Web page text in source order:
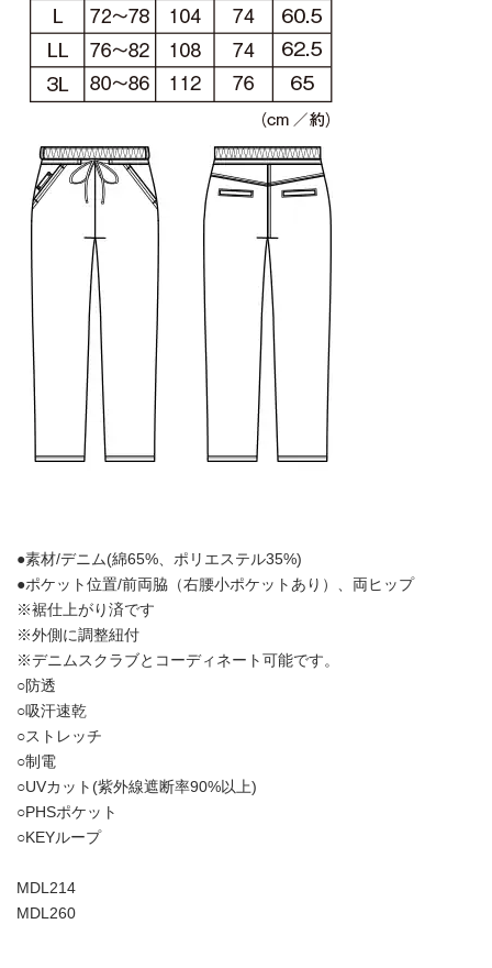
●素材/デニム(綿65%、ポリエステル35%)
●ポケット位置/前両脇（右腰小ポケットあり）、両ヒップ
※裾仕上がり済です
※外側に調整紐付
※デニムスクラブとコーディネート可能です。
○防透
○吸汗速乾
○ストレッチ
○制電
○UVカット(紫外線遮断率90%以上)
○PHSポケット
○KEYループ
MDL214
MDL260